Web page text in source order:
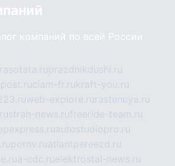
компаний по всей России
prazdnikdushi.ru
ciam-fr.rukraft-you.ru
web-explore.ru rastenuya.ru
strah-news.rufreeride-team.ru
autostudiopro.ru
pornv.ruatlantpereezd.ru
a-cdc.ruelektrostal-news.ru